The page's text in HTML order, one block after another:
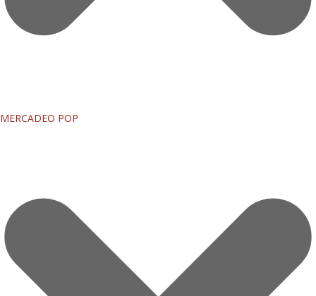
MERCADEO POP